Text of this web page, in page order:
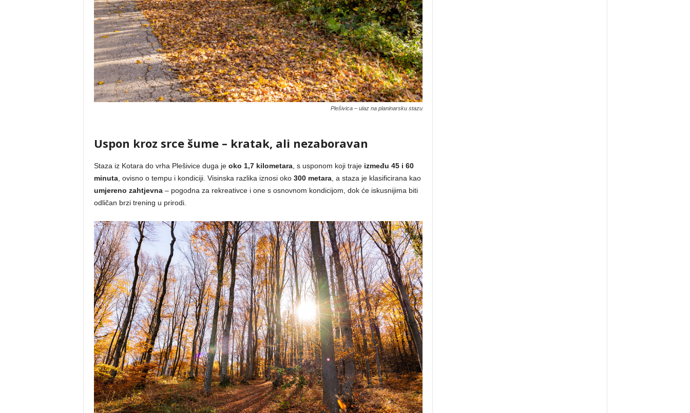
Plešivica – ulaz na planinarsku stazu
Uspon kroz srce šume – kratak, ali nezaboravan
Staza iz Kotara do vrha Plešivice duga je oko 1,7 kilometara, s usponom koji traje između 45 i 60
minuta, ovisno o tempu i kondiciji. Visinska razlika iznosi oko 300 metara, a staza je klasificirana kao
umjereno zahtjevna– pogodna za rekreativce i one s osnovnom kondicijom, dok će iskusnijima biti
odličan brzi trening u prirodi.